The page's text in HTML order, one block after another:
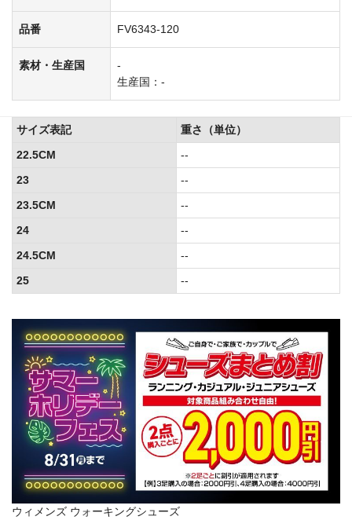
品番 FV6343-120
素材・生産国
-
生産国：-
ウィメンズ ウォーキングシューズ
サイズ表記
重さ（単位）
22.5CM
--
23
--
23.5CM
--
24
--
24.5CM
--
25
--